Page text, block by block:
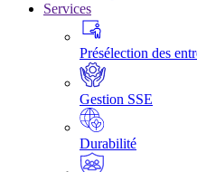
Services
Présélection des
Gestion SSE
Durabilité